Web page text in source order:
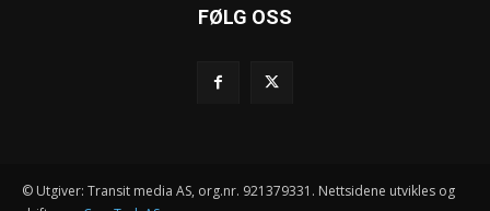
FØLG OSS
© Utgiver: Transit media AS, org.nr. 921379331. Nettsidene utvikles og